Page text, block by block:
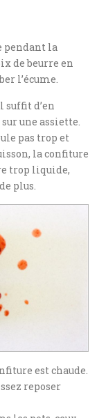
pendant la
de beurre en
l’écume.
d’en
une assiette.
pas trop et
la confiture
trop liquide,
plus.
est chaude.
reposer